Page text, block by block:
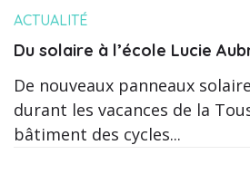
ACTUALITÉ
Du solaire à l’école Lucie
De nouveaux panneaux
durant les vacances de la
bâtiment des cycles...